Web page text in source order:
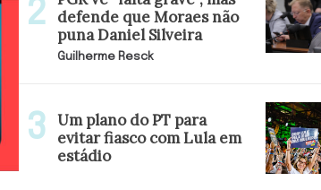
defende que Moraes não
puna Daniel Silveira
Guilherme Resck
Um plano do PT para
evitar fiasco com Lula em
estádio